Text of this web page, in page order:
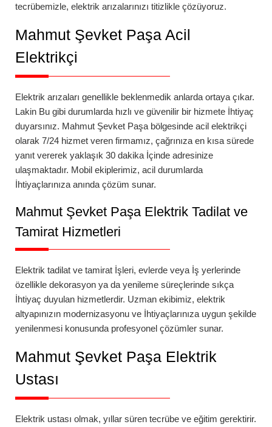
tecrübemizle, elektrik arızalarınızı titizlikle çözüyoruz.
Mahmut Şevket Paşa Acil
Elektrikçi
Elektrik arızaları genellikle beklenmedik anlarda ortaya çıkar.
Lakin Bu gibi durumlarda hızlı ve güvenilir bir hizmete İhtiyaç
duyarsınız. Mahmut Şevket Paşa bölgesinde acil elektrikçi
olarak 7/24 hizmet veren firmamız, çağrınıza en kısa sürede
yanıt vererek yaklaşık 30 dakika İçinde adresinize
ulaşmaktadır. Mobil ekiplerimiz, acil durumlarda
İhtiyaçlarınıza anında çözüm sunar.
Mahmut Şevket Paşa Elektrik Tadilat ve
Tamirat Hizmetleri
Elektrik tadilat ve tamirat İşleri, evlerde veya İş yerlerinde
özellikle dekorasyon ya da yenileme süreçlerinde sıkça
İhtiyaç duyulan hizmetlerdir. Uzman ekibimiz, elektrik
altyapınızın modernizasyonu ve İhtiyaçlarınıza uygun şekilde
yenilenmesi konusunda profesyonel çözümler sunar.
Mahmut Şevket Paşa Elektrik
Ustası
Elektrik ustası olmak, yıllar süren tecrübe ve eğitim gerektirir.